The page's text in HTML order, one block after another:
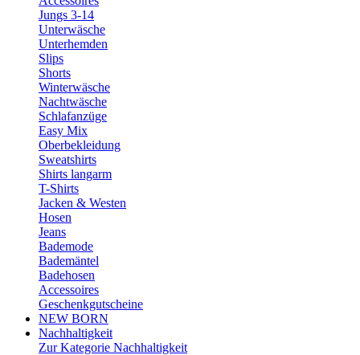
Jungs 3-14
Unterwäsche
Unterhemden
Slips
Shorts
Winterwäsche
Nachtwäsche
Schlafanzüge
Easy Mix
Oberbekleidung
Sweatshirts
Shirts langarm
T-Shirts
Jacken & Westen
Hosen
Jeans
Bademode
Bademäntel
Badehosen
Accessoires
Geschenkgutscheine
NEW BORN
Nachhaltigkeit
Zur Kategorie Nachhaltigkeit